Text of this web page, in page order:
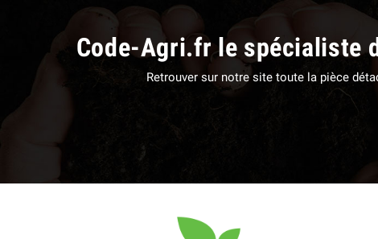
Code-Agri.fr le spécialiste
Retrouver sur notre site toute la pièce